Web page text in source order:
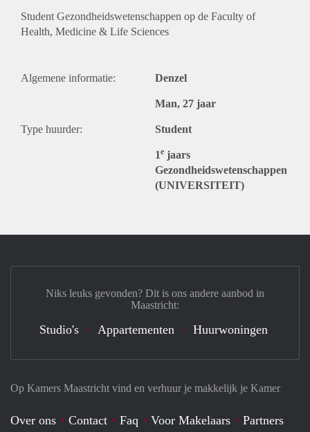
Student Gezondheidswetenschappen op de Faculty of
Health, Medicine & Life Sciences
Algemene informatie: Denzel
Man, 27 jaar
Type huurder: Student
1e jaars
Gezondheidswetenschappen
(UNIVERSITEIT)
Op Kamers Maastricht vind en verhuur je makkelijk je Kamer
Over ons Contact Faq Voor Makelaars Partners
Niks leuks gevonden? Dit is ons andere aanbod in
Maastricht:
Studio's Appartementen Huurwoningen